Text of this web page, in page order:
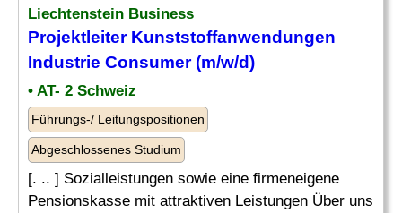
Liechtenstein Business
Projektleiter Kunststoffanwendungen
Industrie Consumer (m/w/d)
• AT- 2 Schweiz
Führungs-/ Leitungspositionen
Abgeschlossenes Studium
[. .. ] Sozialleistungen sowie eine firmeneigene
Pensionskasse mit attraktiven Leistungen Über uns